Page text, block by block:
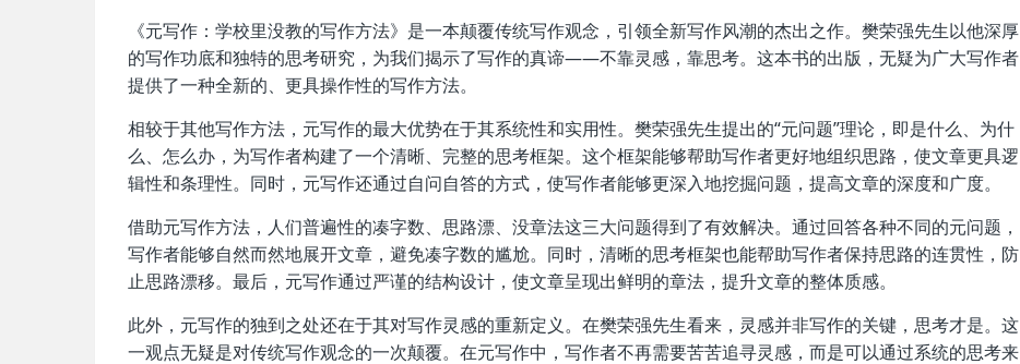
《元写作：学校里没教的写作方法》是一本颠覆传统写作观念，引领全新写作风潮的杰出之作。樊荣强先生以他深厚
的写作功底和独特的思考研究，为我们揭示了写作的真谛——不靠灵感，靠思考。这本书的出版，无疑为广大写作者
提供了一种全新的、更具操作性的写作方法。
相较于其他写作方法，元写作的最大优势在于其系统性和实用性。樊荣强先生提出的“元问题”理论，即是什么、为什
么、怎么办，为写作者构建了一个清晰、完整的思考框架。这个框架能够帮助写作者更好地组织思路，使文章更具逻
辑性和条理性。同时，元写作还通过自问自答的方式，使写作者能够更深入地挖掘问题，提高文章的深度和广度。
借助元写作方法，人们普遍性的凑字数、思路漂、没章法这三大问题得到了有效解决。通过回答各种不同的元问题，
写作者能够自然而然地展开文章，避免凑字数的尴尬。同时，清晰的思考框架也能帮助写作者保持思路的连贯性，防
止思路漂移。最后，元写作通过严谨的结构设计，使文章呈现出鲜明的章法，提升文章的整体质感。
此外，元写作的独到之处还在于其对写作灵感的重新定义。在樊荣强先生看来，灵感并非写作的关键，思考才是。这
一观点无疑是对传统写作观念的一次颠覆。在元写作中，写作者不再需要苦苦追寻灵感，而是可以通过系统的思考来